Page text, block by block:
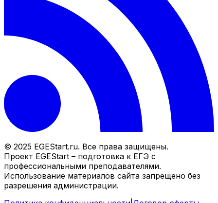
© 2025 EGEStart.ru. Все права защищены.
Проект EGEStart – подготовка к ЕГЭ с
профессиональными преподавателями.
Использование материалов сайта запрещено без
разрешения администрации.